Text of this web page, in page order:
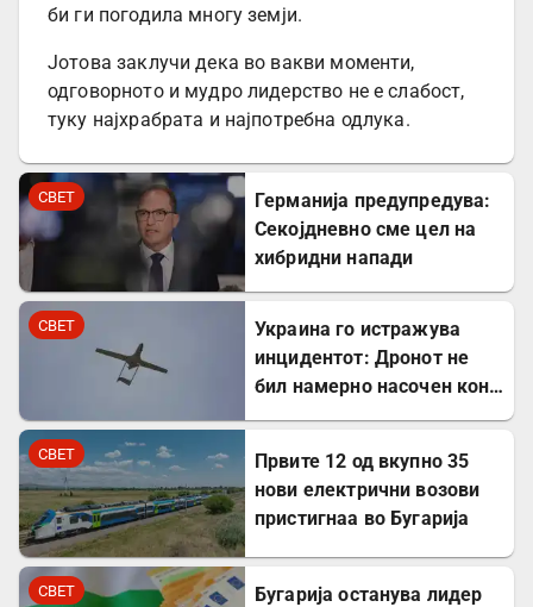
би ги погодила многу земји.
Јотова заклучи дека во вакви моменти,
одговорното и мудро лидерство не е слабост,
туку најхрабрата и најпотребна одлука.
СВЕТ
Германија предупредува:
Секојдневно сме цел на
хибридни напади
СВЕТ
Украина го истражува
инцидентот: Дронот не
бил намерно насочен кон
СВЕТ
Првите 12 од вкупно 35
нови електрични возови
пристигнаа во Бугарија
СВЕТ
Бугарија останува лидер